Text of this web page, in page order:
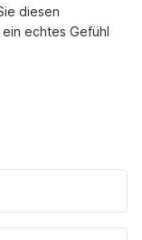
diesen
echtes Gefühl